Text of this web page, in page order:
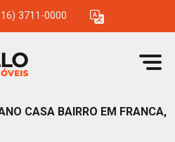
3711-0000
CASA BAIRRO EM FRANCA,